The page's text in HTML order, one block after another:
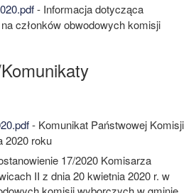
- Informacja dotycząca
członków obwodowych komisji
- Komunikat Państwowej Komisji
2020 roku
17/2020 Komisarza
II z dnia 20 kwietnia 2020 r. w